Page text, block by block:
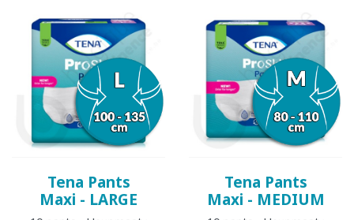
Tena Pants
Maxi - LARGE
Tena Pants
Maxi - MEDIUM